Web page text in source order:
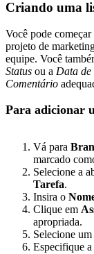
Criando uma
Você pode
projeto de
equipe. Você
Status ou a Data de
Comentário
Para adicionar
Vá para
marcado
Selecione a
Tarefa.
Insira o
Clique em
apropriada.
Selecione um
Especifique a